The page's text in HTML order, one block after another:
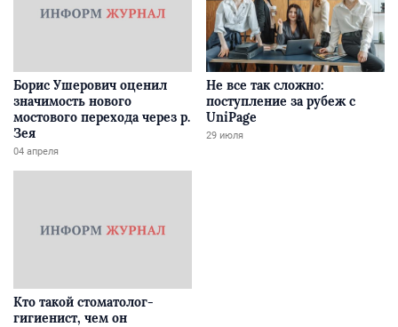
Борис Ушерович оценил
значимость нового
мостового перехода через р.
Зея
04 апреля
Не все так сложно:
поступление за рубеж с
UniPage
29 июля
Кто такой стоматолог-
гигиенист, чем он